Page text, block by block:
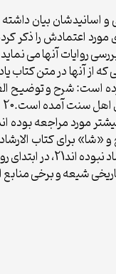
بيان داشته
است: شرح و توضيح
اهل سنت آمده است.20
مورد مراجعه بوده
«شا» براى كتاب
شيعه و برخى